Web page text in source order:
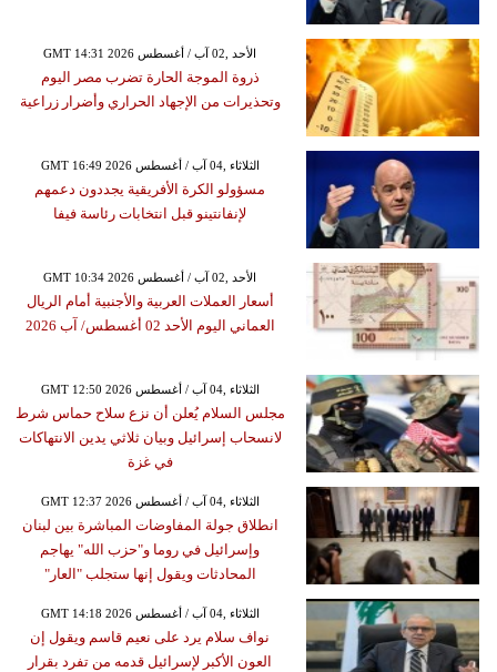
GMT 14:31 2026 الأحد ,02 آب / أغسطس
ذروة الموجة الحارة تضرب مصر اليوم
وتحذيرات من الإجهاد الحراري وأضرار زراعية
GMT 16:49 2026 الثلاثاء ,04 آب / أغسطس
مسؤولو الكرة الأفريقية يجددون دعمهم
لإنفانتينو قبل انتخابات رئاسة فيفا
GMT 10:34 2026 الأحد ,02 آب / أغسطس
أسعار العملات العربية والأجنبية أمام الريال
العماني اليوم الأحد 02 أغسطس/ آب 2026
GMT 12:50 2026 الثلاثاء ,04 آب / أغسطس
مجلس السلام يُعلن أن نزع سلاح حماس شرط
لانسحاب إسرائيل وبيان ثلاثي يدين الانتهاكات
في غزة
GMT 12:37 2026 الثلاثاء ,04 آب / أغسطس
انطلاق جولة المفاوضات المباشرة بين لبنان
وإسرائيل في روما و"حزب الله" يهاجم
المحادثات ويقول إنها ستجلب "العار"
GMT 14:18 2026 الثلاثاء ,04 آب / أغسطس
نواف سلام يرد على نعيم قاسم ويقول إن
العون الأكبر لإسرائيل قدمه من تفرد بقرار